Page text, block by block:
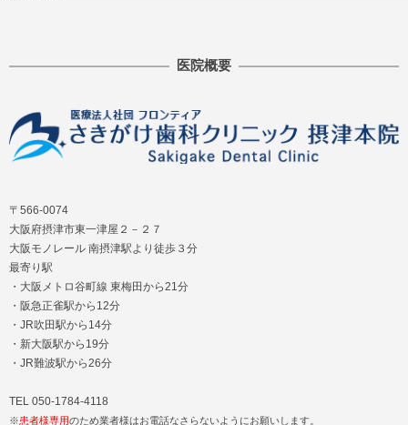
医院概要
〒566-0074
大阪府摂津市東一津屋２－２７
大阪モノレール 南摂津駅より徒歩３分
最寄り駅
・大阪メトロ谷町線 東梅田から21分
・阪急正雀駅から12分
・JR吹田駅から14分
・新大阪駅から19分
・JR難波駅から26分
TEL 050-1784-4118
※患者様専用のため業者様はお電話なさらないようにお願いします。